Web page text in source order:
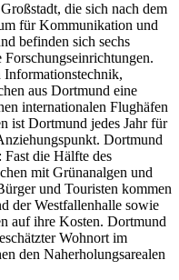
die sich nach dem
für Kommunikation und
befinden sich sechs
Informationstechnik,
aus Dortmund eine
internationalen Flughäfen
ist Dortmund jedes Jahr für
Dortmund
Fast die Hälfte des
mit Grünanalgen und
und Touristen kommen
der Westfallenhalle sowie
auf ihre Kosten. Dortmund
Wohnort im
den Naherholungsarealen